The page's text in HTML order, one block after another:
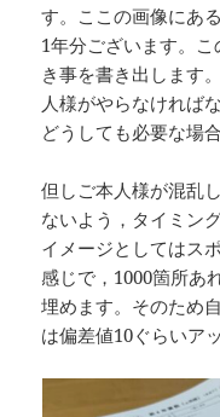
す。ここの画像にあ
1年分ございます。
き事を書き出します
人様がやらなければ
どうしても必要な場
但しご本人様が混乱
ないよう，タイミン
イメージとしてはス
感じで，1000箇所あ
埋めます。そのため
は偏差値10ぐらいア